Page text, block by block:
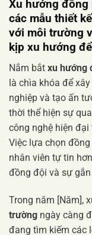
Xu hướng đồng
các mẫu thiết
với môi trường
kịp xu hướng
Nắm bắt xu hướng
là chìa khóa để
nghiệp và tạo ấn
thời thể hiện sự
công nghệ hiện
Việc lựa chọn
nhân viên tự tin
đồng đội và sự
Trong năm [Năm],
trường ngày càng
đang tìm kiếm các